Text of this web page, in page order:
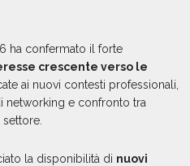
ha confermato il forte
crescente verso le
ai nuovi contesti professionali,
networking e confronto tra
la disponibilità di nuovi